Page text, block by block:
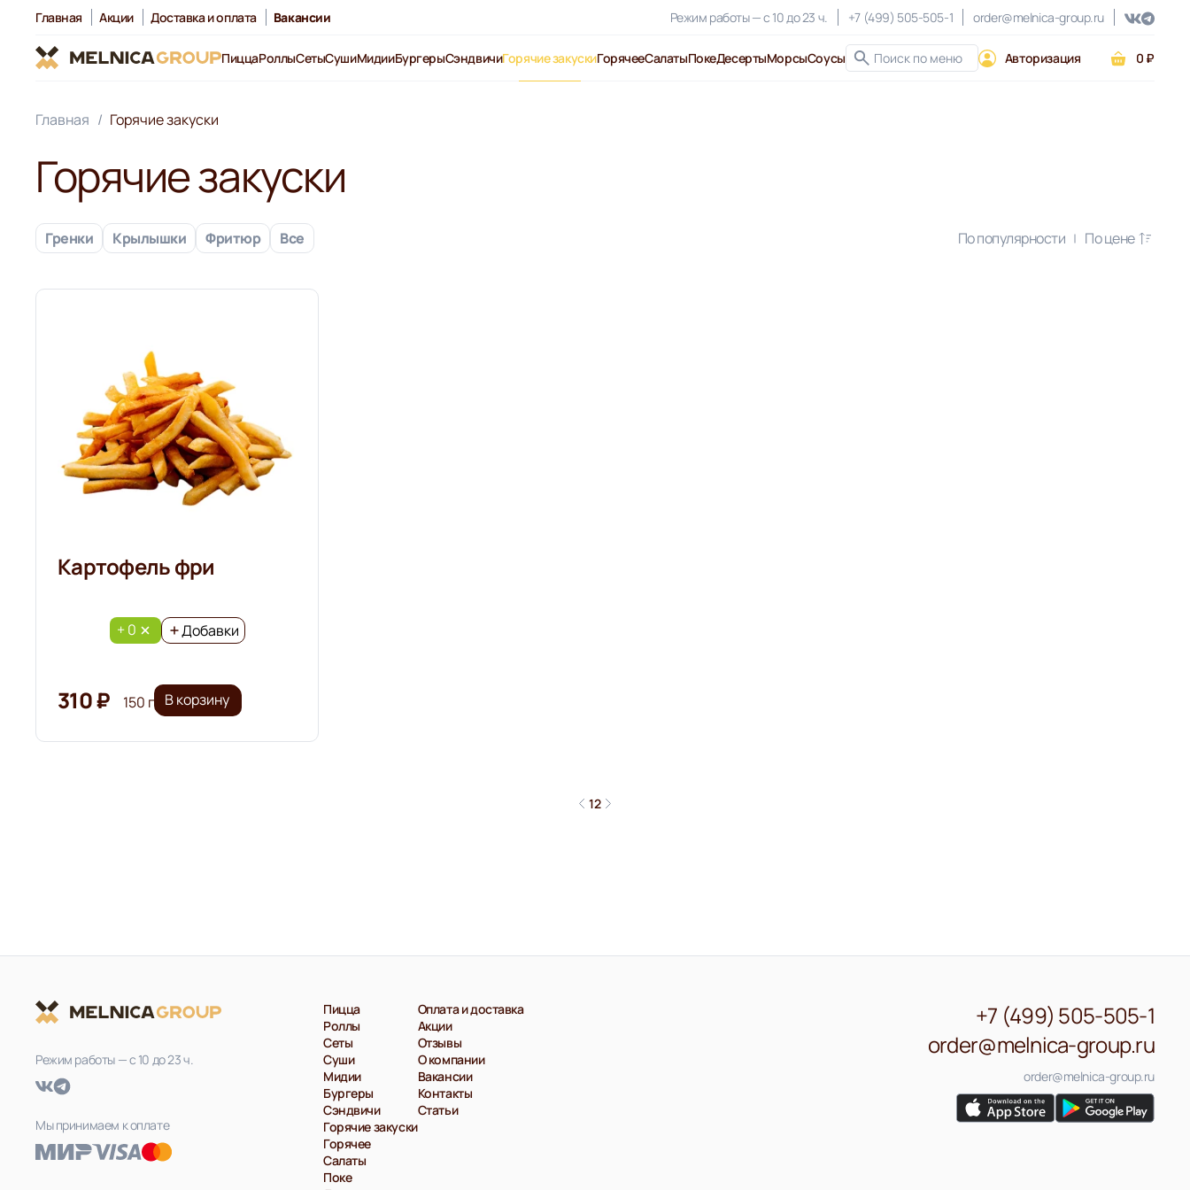
Главная Акции Доставка и оплата Вакансии Режим работы — с 10 до 23 ч. +7 (499) 505-505-1 order@melnica-group.ru
ПиццаРоллыСетыСушиМидииБургерыСэндвичиГорячие закускиГорячееСалатыПокеДесертыМорсыСоусы Авторизация 0 ₽
Главная Горячие закуски
Горячие закуски
Гренки Крылышки Фритюр Все По популярности По цене
Картофель фри
+ 0 Добавки
310 ₽ 150 г В корзину
12
Режим работы — с 10 до 23 ч.
Мы принимаем к оплате
Пицца
Роллы
Сеты
Суши
Мидии
Бургеры
Сэндвичи
Горячие закуски
Горячее
Салаты
Поке
Оплата и доставка
Акции
Отзывы
О компании
Вакансии
Контакты
Статьи
+7 (499) 505-505-1
order@melnica-group.ru
order@melnica-group.ru